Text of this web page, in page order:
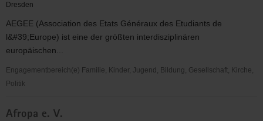
Dresden
AEGEE (Association des Etats Généraux des Etudiants de
l&#39;Europe) ist eine der größten interdisziplinären
europäischen...
Engagementbereich(e) Familie, Kinder, Jugend, Bildung, Gesellschaft, Kirche,
Politik
Dresden
Afropa e. V.